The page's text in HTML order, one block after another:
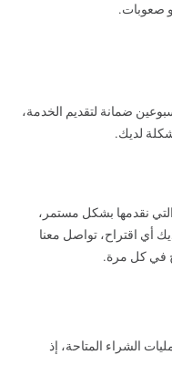
صعوبات.
ضمانة لتقديم الخدمة،
لديك.
نقدمها بشكل مستمر،
أي اقتراح، تواصل معنا
في كل مرة.
الشراء المتاحة، إذ